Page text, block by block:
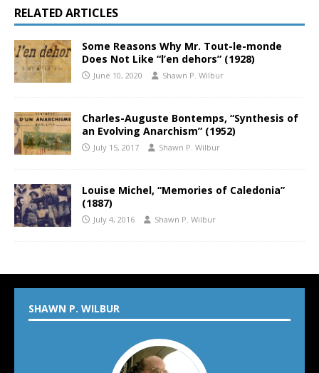
RELATED ARTICLES
Some Reasons Why Mr. Tout-le-monde
Does Not Like “l’en dehors” (1928)
June 10, 2020 Shawn P. Wilbur
Charles-Auguste Bontemps, “Synthesis of
an Evolving Anarchism” (1952)
July 15, 2017 Shawn P. Wilbur
Louise Michel, “Memories of Caledonia”
(1887)
July 4, 2016 Shawn P. Wilbur
SHAWN P. WILBUR